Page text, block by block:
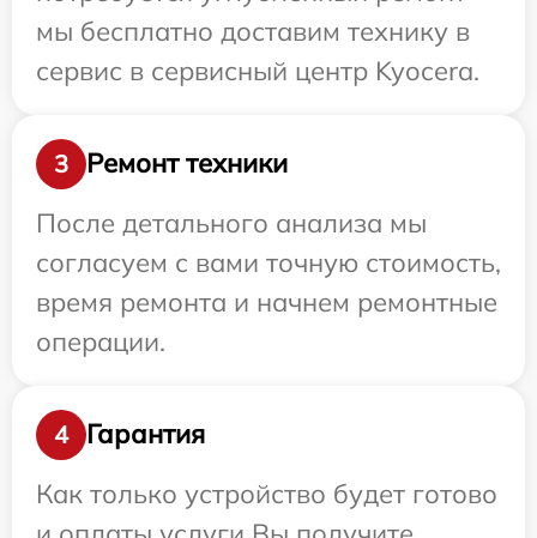
мы бесплатно доставим технику в
сервис в сервисный центр Kyocera.
3
Ремонт техники
После детального анализа мы
согласуем с вами точную стоимость,
время ремонта и начнем ремонтные
операции.
4
Гарантия
Как только устройство будет готово